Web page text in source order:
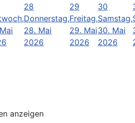
28
Donnerstag,
28. Mai
2026
29
Freitag,
29. Mai
2026
30
Samstag,
30. Mai
2026
anzeigen